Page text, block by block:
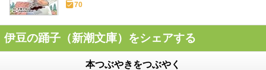
70
伊豆の踊子（新潮文庫）をシェアする
本つぶやきをつぶやく